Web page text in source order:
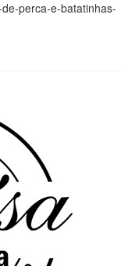
perca-e-batatinhas-